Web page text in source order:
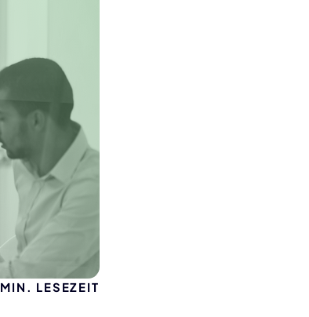
MIN. LESEZEIT